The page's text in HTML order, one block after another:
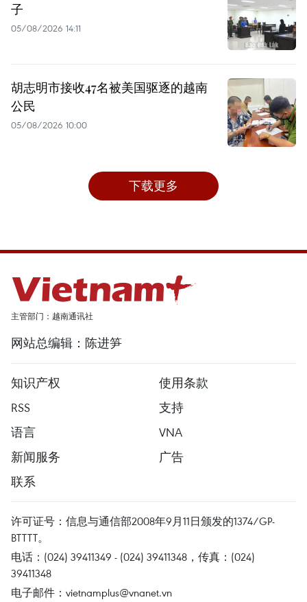
子
05/08/2026 14:11
胡志明市接收47名被美国驱逐的越南
公民
05/08/2026 10:00
下载更多
主管部门：越南通讯社
网站总编辑：陈进笋
知识产权
使用条款
RSS
支持
语言
VNA
新闻服务
广告
联系
许可证号：信息与通信部2008年9月11日颁发的1374/GP-
BTTTT。
电话：(024) 39411349 - (024) 39411348，传真：(024)
39411348
电子邮件： vietnamplus@vnanet.vn